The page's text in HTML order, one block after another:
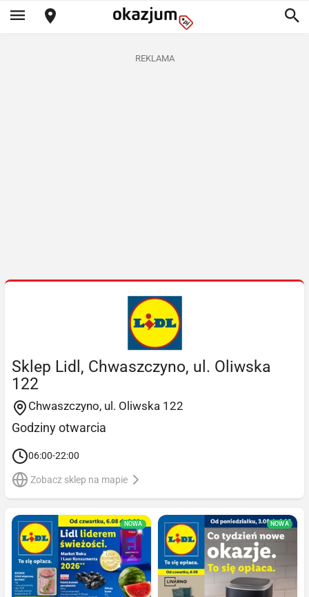
REKLAMA
Sklep Lidl, Chwaszczyno, ul. Oliwska
122
Chwaszczyno, ul. Oliwska 122
Godziny otwarcia
06:00-22:00
Zobacz sklep na mapie
NOWA NOWA